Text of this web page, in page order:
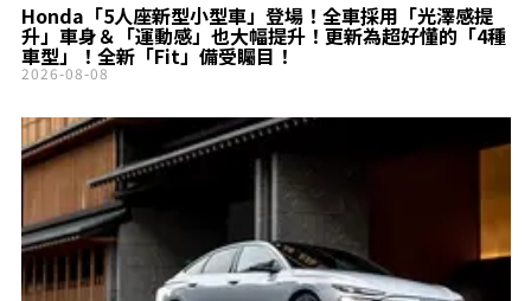
Honda「5人座新型小型車」登場！全車採用「光澤感提
升」車身＆「運動感」也大幅提升！更新為超好懂的「4種
車型」！全新「Fit」備受矚目！
2026-08-08